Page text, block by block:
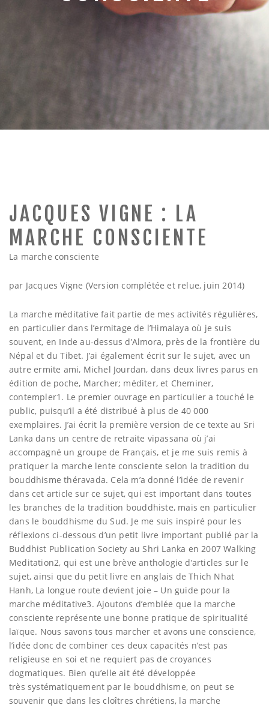
i
JACQUES VIGNE : LA
MARCHE CONSCIENTE
La marche consciente
par Jacques Vigne (Version complétée et relue, juin 2014)
La marche méditative fait partie de mes activités régulières,
en particulier dans l’ermitage de l’Himalaya où je suis
souvent, en Inde au-dessus d’Almora, près de la frontière du
Népal et du Tibet. J’ai également écrit sur le sujet, avec un
autre ermite ami, Michel Jourdan, dans deux livres parus en
édition de poche, Marcher; méditer, et Cheminer,
contempler1. Le premier ouvrage en particulier a touché le
public, puisqu’il a été distribué à plus de 40 000
exemplaires. J’ai écrit la première version de ce texte au Sri
Lanka dans un centre de retraite vipassana où j’ai
accompagné un groupe de Français, et je me suis remis à
pratiquer la marche lente consciente selon la tradition du
bouddhisme théravada. Cela m’a donné l’idée de revenir
dans cet article sur ce sujet, qui est important dans toutes
les branches de la tradition bouddhiste, mais en particulier
dans le bouddhisme du Sud. Je me suis inspiré pour les
réflexions ci-dessous d’un petit livre important publié par la
Buddhist Publication Society au Shri Lanka en 2007 Walking
Meditation2, qui est une brève anthologie d’articles sur le
sujet, ainsi que du petit livre en anglais de Thich Nhat
Hanh, La longue route devient joie – Un guide pour la
marche méditative3. Ajoutons d’emblée que la marche
consciente représente une bonne pratique de spiritualité
laïque. Nous savons tous marcher et avons une conscience,
l’idée donc de combiner ces deux capacités n’est pas
religieuse en soi et ne requiert pas de croyances
dogmatiques. Bien qu’elle ait été développée
très systématiquement par le bouddhisme, on peut se
souvenir que dans les cloîtres chrétiens, la marche